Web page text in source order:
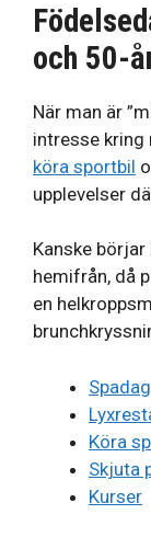
och 50-
När man är
intresse
köra sportbil
upplevelser
Kanske
hemifrån, då
en
Spadag
Köra
Skjuta
Kurser